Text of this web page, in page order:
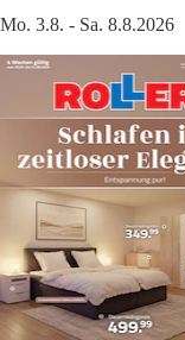
Mo. 3.8. - Sa. 8.8.2026